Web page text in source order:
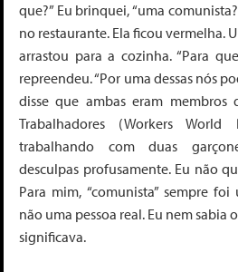
que?” Eu brinquei, “uma
no restaurante. Ela ficou vermelha.
arrastou para a cozinha. “Para
repreendeu. “Por uma dessas nós
disse que ambas eram
Trabalhadores (Workers World
trabalhando com duas
desculpas profusamente. Eu não
Para mim, “comunista” sempre
não uma pessoa real. Eu nem sabia
significava.